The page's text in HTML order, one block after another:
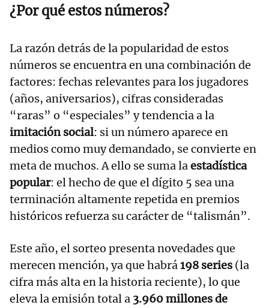
¿Por qué estos números?
La razón detrás de la popularidad de estos
números se encuentra en una combinación de
factores: fechas relevantes para los jugadores
(años, aniversarios), cifras consideradas
“raras” o “especiales” y tendencia a la
imitación social: si un número aparece en
medios como muy demandado, se convierte en
meta de muchos. A ello se suma laestadística
popular: el hecho de que el dígito 5 sea una
terminación altamente repetida en premios
históricos refuerza su carácter de “talismán”.
Este año, el sorteo presenta novedades que
merecen mención, ya que habrá198 series (la
cifra más alta en la historia reciente), lo que
eleva la emisión total a 3.960 millones de